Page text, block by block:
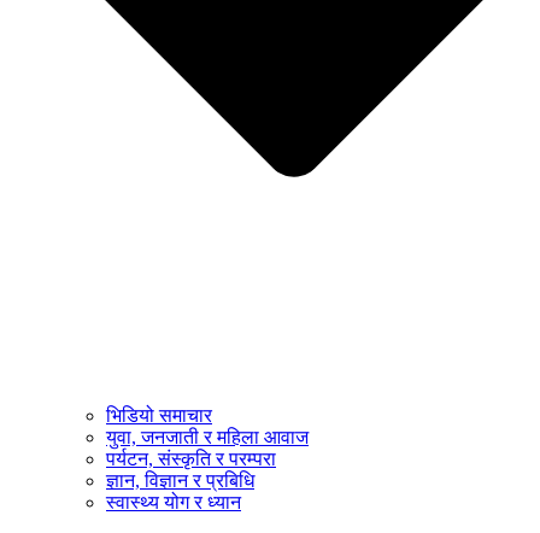
भिडियो समाचार
युवा, जनजाती र महिला आवाज
पर्यटन, संस्कृति र परम्परा
ज्ञान, विज्ञान र प्रबिधि
स्वास्थ्य योग र ध्यान